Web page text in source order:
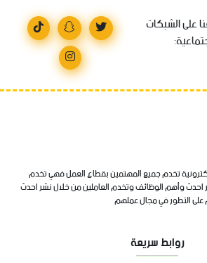
على الشبكات
تخدم جميع المهتمين بقطاع العمل فهي تخدم
احدث وأهم الوظائف وتخدم العاملين من خلال نشر احدث
على التطور في مجال عملهم
روابط سريعة